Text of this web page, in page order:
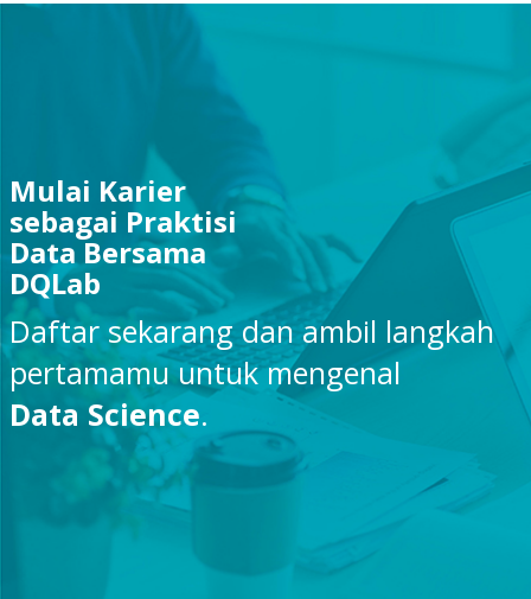
Mulai Karier
sebagai Praktisi
Data Bersama
DQLab
Daftar sekarang dan ambil langkah
pertamamu untuk mengenal
Data Science.